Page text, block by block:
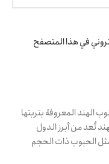
في هذا المتصفح
الهند المعروفة بتربتها
تُعد من أبرز الدول
الحبوب ذات الحجم